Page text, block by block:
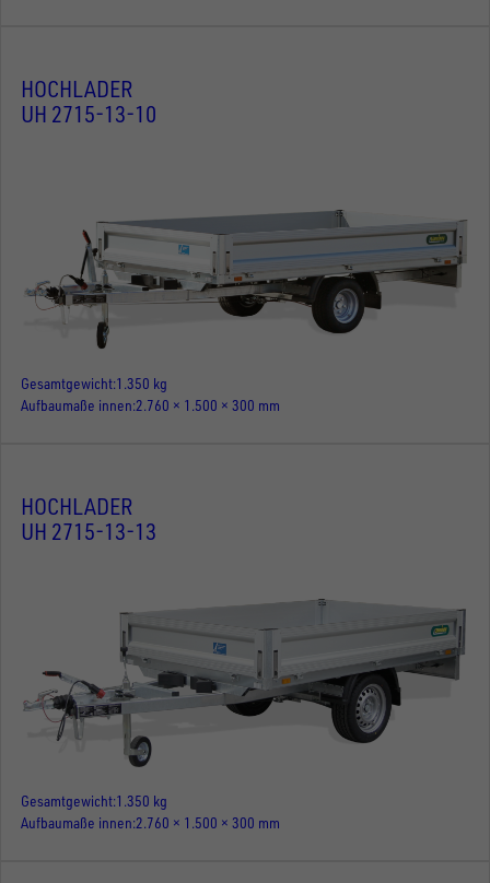
HOCHLADER
UH 2715-13-10
Gesamtgewicht 1.350 kg
Aufbaumaße innen 2.760 × 1.500 × 300 mm
HOCHLADER
UH 2715-13-13
Gesamtgewicht 1.350 kg
Aufbaumaße innen 2.760 × 1.500 × 300 mm